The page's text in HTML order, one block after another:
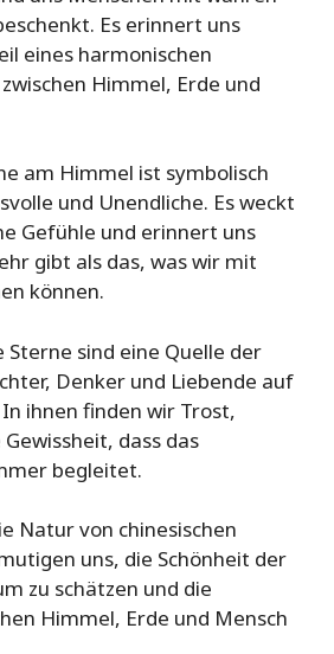
Es erinnert uns
eines harmonischen
Himmel, Erde und
am Himmel ist symbolisch
und Unendliche. Es weckt
Gefühle und erinnert uns
gibt als das, was wir mit
können.
Sterne sind eine Quelle der
Denker und Liebende auf
ihnen finden wir Trost,
dass das
begleitet.
Natur von chinesischen
uns, die Schönheit der
zu schätzen und die
Himmel, Erde und Mensch